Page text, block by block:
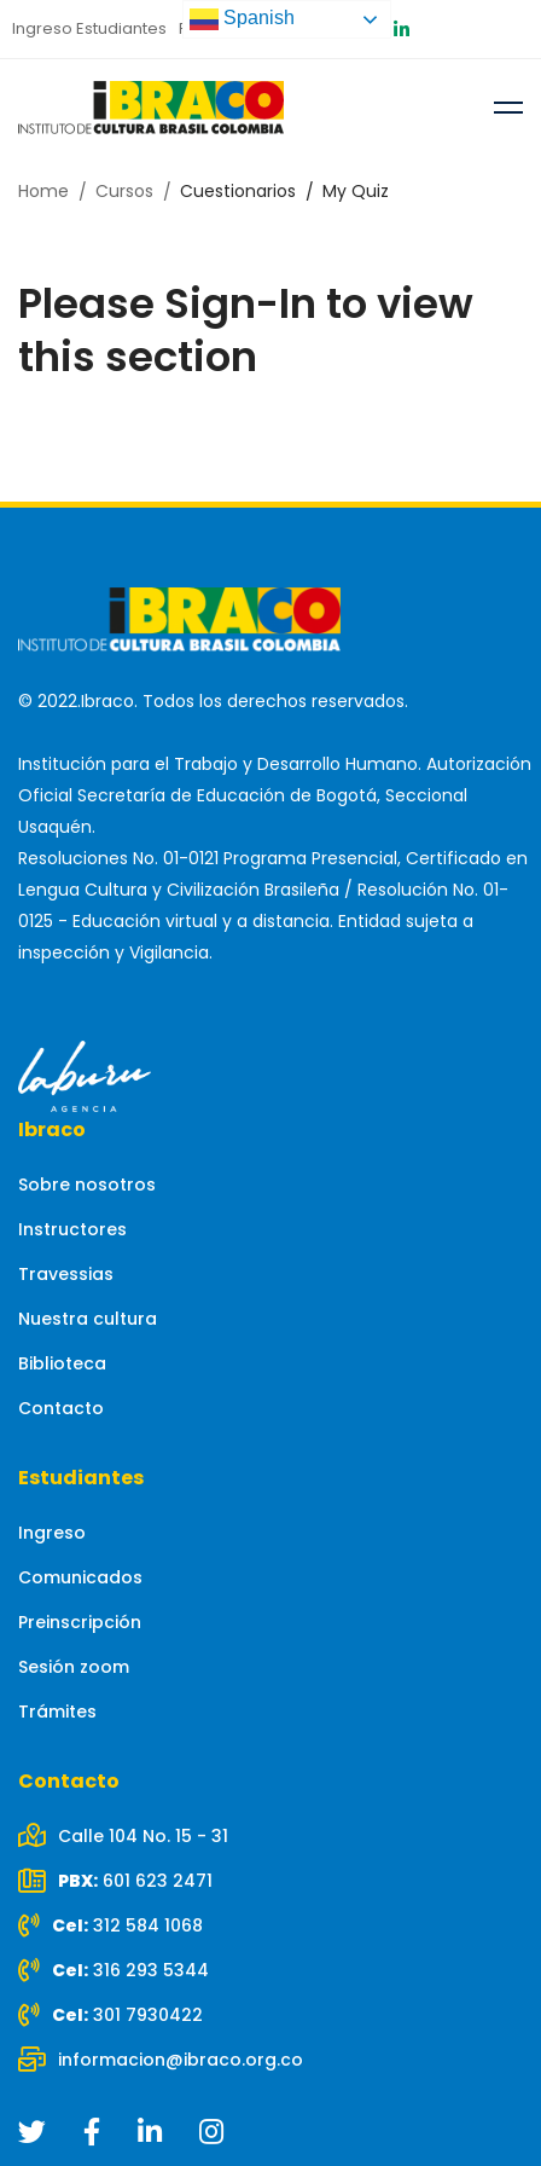
Ingreso Estudiantes Preinscripción
Home Cursos Cuestionarios My Quiz
Please Sign-In to view
this section
© 2022.Ibraco. Todos los derechos reservados.
Institución para el Trabajo y Desarrollo Humano. Autorización
Oficial Secretaría de Educación de Bogotá, Seccional
Usaquén.
Resoluciones No. 01-0121 Programa Presencial, Certificado en
Lengua Cultura y Civilización Brasileña / Resolución No. 01-
0125 - Educación virtual y a distancia. Entidad sujeta a
inspección y Vigilancia.
Ibraco
Sobre nosotros
Instructores
Travessias
Nuestra cultura
Biblioteca
Contacto
Estudiantes
Ingreso
Comunicados
Preinscripción
Sesión zoom
Trámites
Contacto
Calle 104 No. 15 - 31
PBX: 601 623 2471
Cel: 312 584 1068
Cel: 316 293 5344
Cel: 301 7930422
informacion@ibraco.org.co
Spanish